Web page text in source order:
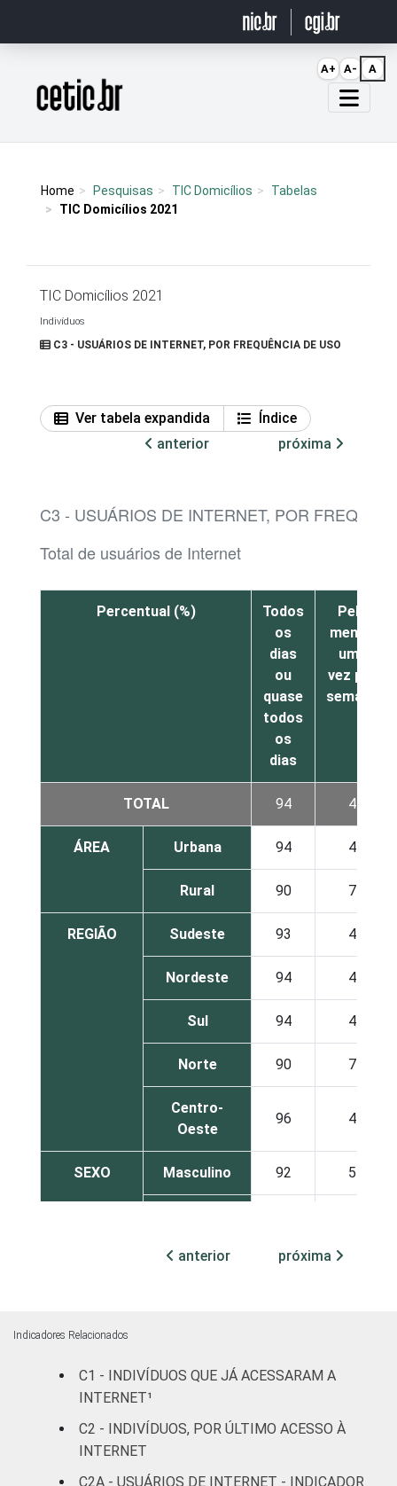
Página inicial
Home Pesquisas TIC Domicílios
Tabelas
TIC Domicílios 2021
TIC Domicílios 2021
Indivíduos
C3 - USUÁRIOS DE INTERNET, POR FREQUÊNCIA DE USO
Ver tabela expandida
Índice
anterior
próxima
C3 - USUÁRIOS DE INTERNET, POR
Total de usuários de Internet
Percentual (%)
Todos
os
dias
ou
quase
todos
os
dias
Pelo
menos
uma
vez por
semana
TOTAL 94 4
ÁREA Urbana 94 4
Rural 90 7
REGIÃO Sudeste 93 4
Nordeste 94 4
Sul 94 4
Norte 90 7
Centro-
Oeste
96 4
SEXO Masculino 92 5
Branca 93
Indígena 89 10
Não
anterior próxima
Indicadores Relacionados
C1 - INDIVÍDUOS QUE JÁ ACESSARAM A
INTERNET¹
C2 - INDIVÍDUOS, POR ÚLTIMO ACESSO À
INTERNET
C2A - USUÁRIOS DE INTERNET - INDICADOR
A+ A- A